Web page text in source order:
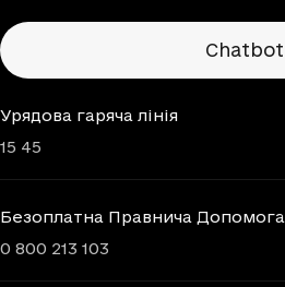
Chatbots
Chatbot
Урядова гаряча лінія
15 45
Безоплатна Правнича Допомога
0 800 213 103